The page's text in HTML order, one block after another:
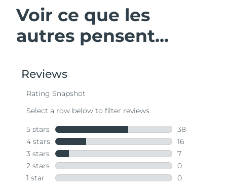
Voir ce que les
autres pensent...